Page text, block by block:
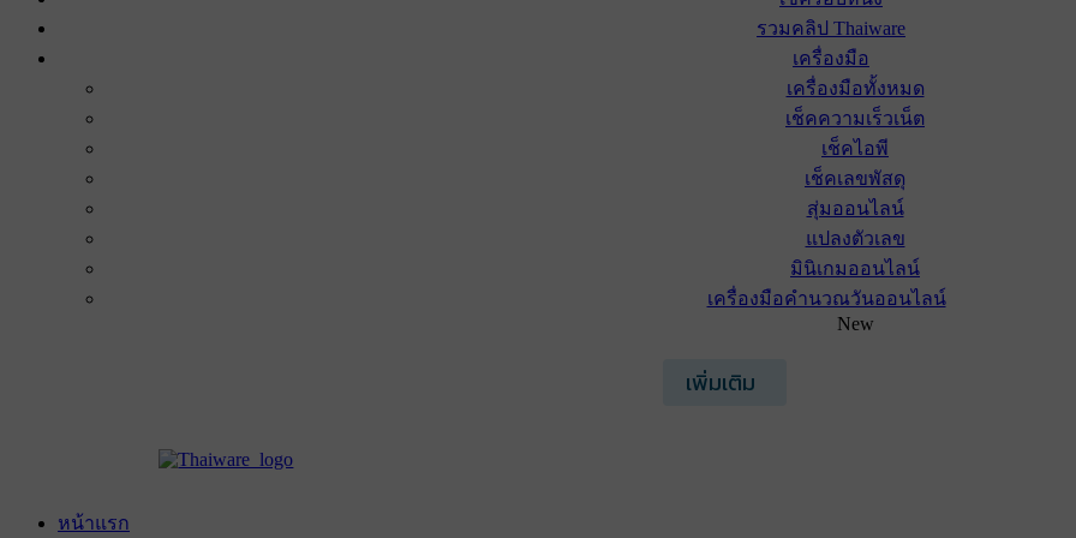
รวมคลิป Thaiware
เครื่องมือ
เครื่องมือทั้งหมด
เช็คความเร็วเน็ต
เช็คไอพี
เช็คเลขพัสดุ
สุ่มออนไลน์
แปลงตัวเลข
มินิเกมออนไลน์
เครื่องมือคำนวณวันออนไลน์
New
เพิ่มเติม
หน้าแรก